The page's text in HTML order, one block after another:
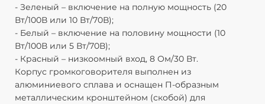
- Зеленый – включение на полную мощность (20
Вт/100В или 10 Вт/70В);
- Белый – включение на половину мощности (10
Вт/100В или 5 Вт/70В);
- Красный – низкоомный вход, 8 Ом/30 Вт.
Корпус громкоговорителя выполнен из
алюминиевого сплава и оснащен П-образным
металлическим кронштейном (скобой) для